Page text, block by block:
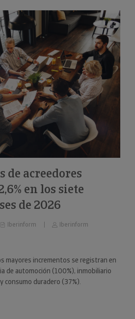
de acreedores
en los siete
de 2026
Iberinform Iberinform
mayores incrementos se registran en
de automoción (100%), inmobiliario
consumo duradero (37%).